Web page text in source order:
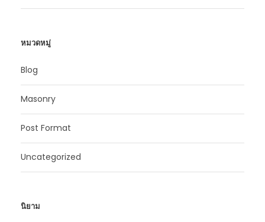
หมวดหมู่
Blog
Masonry
Post Format
Uncategorized
นิยาม